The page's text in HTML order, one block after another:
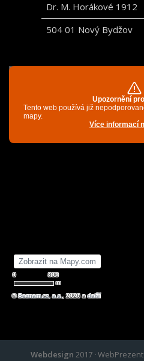
Dr. M. Horákové 1912
504 01 Nový Bydžov
Webdesign 2017 ·WebPrezent